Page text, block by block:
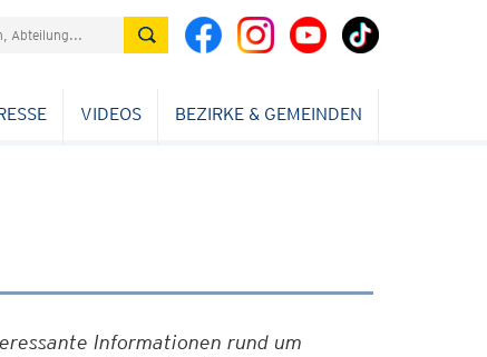
VIDEOS BEZIRKE & GEMEINDEN
Informationen rund um